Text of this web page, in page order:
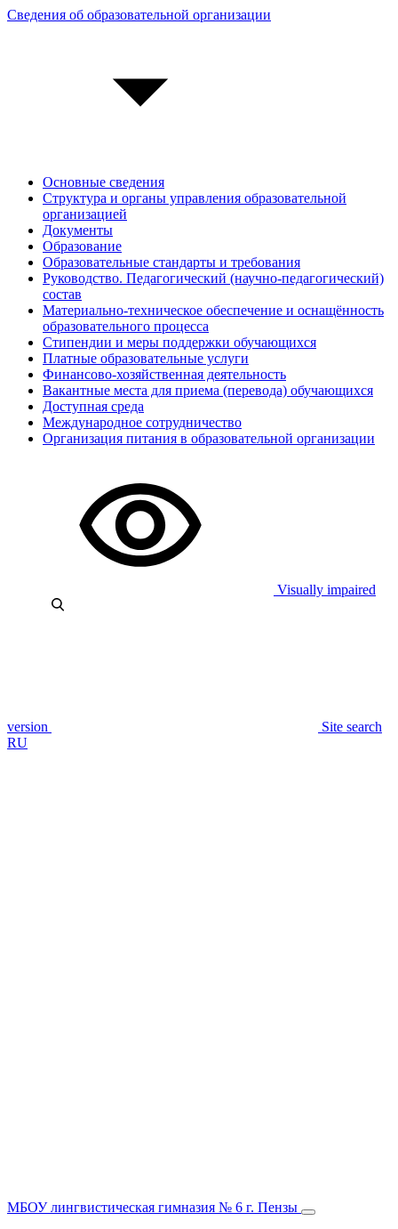
Сведения об образовательной организации
Основные сведения
Структура и органы управления образовательной
организацией
Документы
Образование
Образовательные стандарты и требования
Руководство. Педагогический (научно-педагогический)
состав
Материально-техническое обеспечение и оснащённость
образовательного процесса
Стипендии и меры поддержки обучающихся
Платные образовательные услуги
Финансово-хозяйственная деятельность
Вакантные места для приема (перевода) обучающихся
Доступная среда
Международное сотрудничество
Организация питания в образовательной организации
Visually impaired
version
Site search
RU
МБОУ лингвистическая гимназия № 6 г. Пензы